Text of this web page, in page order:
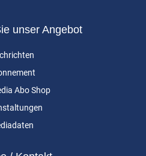
unser Angebot
Abo Shop